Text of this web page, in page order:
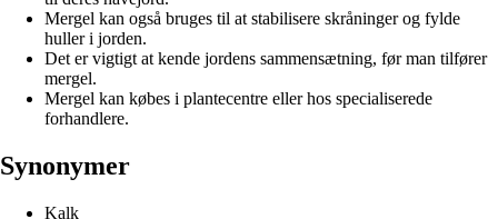
Mergel kan også bruges til at stabilisere skråninger og fylde
huller i jorden.
Det er vigtigt at kende jordens sammensætning, før man tilfører
mergel.
Mergel kan købes i plantecentre eller hos specialiserede
forhandlere.
Synonymer
Kalk